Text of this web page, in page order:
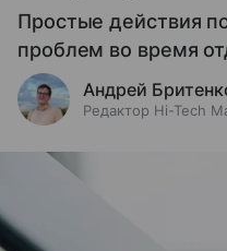
Простые действия
проблем во время
Андрей
Редактор Hi-Tech